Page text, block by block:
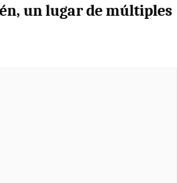
un lugar de múltiples